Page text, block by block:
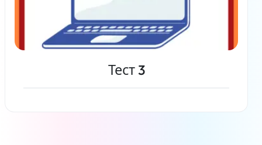
Тест 3